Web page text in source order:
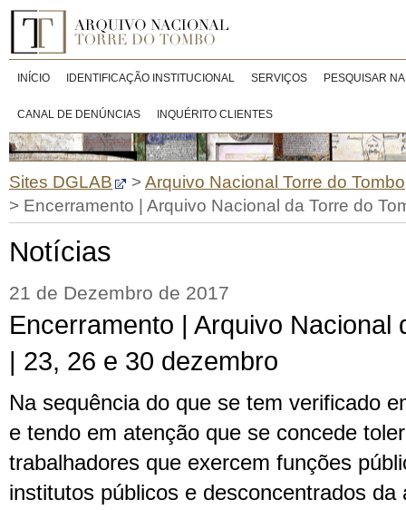
INÍCIO IDENTIFICAÇÃO INSTITUCIONAL SERVIÇOS PESQUISAR
CANAL DE DENÚNCIAS INQUÉRITO CLIENTES
Sites DGLAB >Arquivo Nacional Torre do Tombo
> Encerramento | Arquivo Nacional da Torre do
Notícias
21 de Dezembro de 2017
Encerramento | Arquivo Nacional
| 23, 26 e 30 dezembro
Na sequência do que se tem verificado
e tendo em atenção que se concede
trabalhadores que exercem funções
institutos públicos e desconcentrados da